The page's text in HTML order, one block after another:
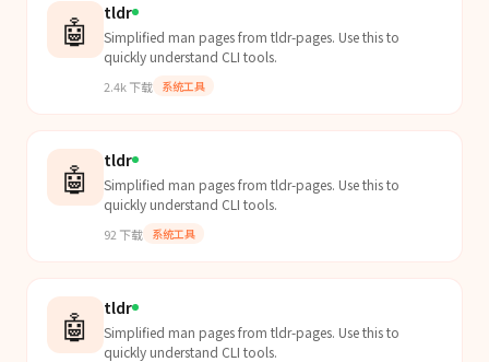
🤖 tldr
Simplified man pages from tldr-pages. Use this to
quickly understand CLI tools.
2.4k下载 系统工具
🤖 tldr
Simplified man pages from tldr-pages. Use this to
quickly understand CLI tools.
92 下载 系统工具
🤖 tldr
Simplified man pages from tldr-pages. Use this to
quickly understand CLI tools.